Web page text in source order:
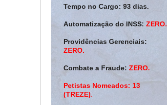
Tempo no Cargo: 93 dias.
Automatização do INSS: ZERO.
Providências Gerenciais:
ZERO.
Combate a Fraude: ZERO.
Petistas Nomeados: 13
(TREZE)